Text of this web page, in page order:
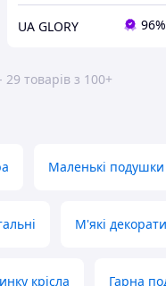
UA GLORY 96%
товарів з 100+
Маленькі подушки
М'які
крісла Гарна